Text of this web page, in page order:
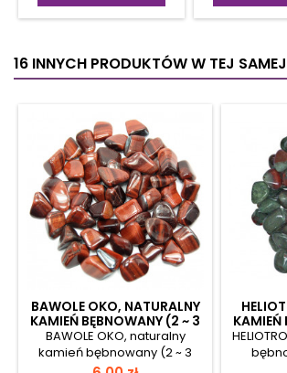
16 INNYCH PRODUKTÓW W TEJ
BAWOLE OKO, NATURALNY
KAMIEŃ BĘBNOWANY (2 ~ 3
CM)
BAWOLE OKO, naturalny
kamień bębnowany (2 ~ 3
cm) Prezentowane kamienie
KAMIEŃ